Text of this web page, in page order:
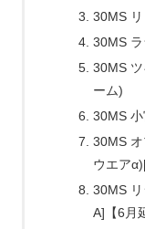
30MS
30MS
30MS
ーム)
30MS
30MS
ウエア
30MS
A]【6月